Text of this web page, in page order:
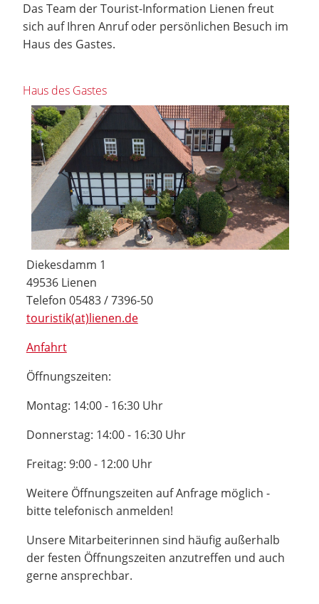
Das Team der Tourist-Information Lienen freut
sich auf Ihren Anruf oder persönlichen Besuch im
Haus des Gastes.
Haus des Gastes
Diekesdamm 1
49536 Lienen
Telefon 05483 / 7396-50
touristik(at)lienen.de
Anfahrt
Öffnungszeiten:
Montag: 14:00 - 16:30 Uhr
Donnerstag: 14:00 - 16:30 Uhr
Freitag: 9:00 - 12:00 Uhr
Weitere Öffnungszeiten auf Anfrage möglich -
bitte telefonisch anmelden!
Unsere Mitarbeiterinnen sind häufig außerhalb
der festen Öffnungszeiten anzutreffen und auch
gerne ansprechbar.